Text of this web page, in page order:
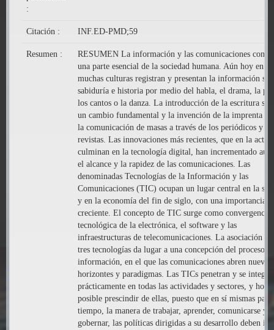
:
Citación : INF.ED-PMD;59
Resumen :
RESUMEN La información y las comunicaciones
una parte esencial de la sociedad humana. Aún hoy en
muchas culturas registran y presentan la información
sabiduría e historia por medio del habla, el drama, la
los cantos o la danza. La introducción de la escritura
un cambio fundamental y la invención de la imprenta
la comunicación de masas a través de los periódicos y las
revistas. Las innovaciones más recientes, que en la
culminan en la tecnología digital, han incrementado aún
el alcance y la rapidez de las comunicaciones. Las
denominadas Tecnologías de la Información y las
Comunicaciones (TIC) ocupan un lugar central en la
y en la economía del fin de siglo, con una importancia
creciente. El concepto de TIC surge como convergencia
tecnológica de la electrónica, el software y las
infraestructuras de telecomunicaciones. La asociación de
tres tecnologías da lugar a una concepción del proceso
información, en el que las comunicaciones abren nuevos
horizontes y paradigmas. Las TICs penetran y se
prácticamente en todas las actividades y sectores, y hoy
posible prescindir de ellas, puesto que en sí mismas
tiempo, la manera de trabajar, aprender, comunicarse y
gobernar, las políticas dirigidas a su desarrollo deben ir